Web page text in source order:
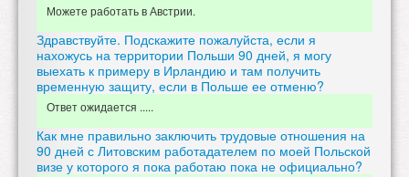
Можете работать в Австрии.
Здравствуйте. Подскажите пожалуйста, если я
нахожусь на территории Польши 90 дней, я могу
выехать к примеру в Ирландию и там получить
временную защиту, если в Польше ее отменю?
Ответ ожидается .....
Как мне правильно заключить трудовые отношения на
90 дней с Литовским работадателем по моей Польской
визе у которого я пока работаю пока не официально?